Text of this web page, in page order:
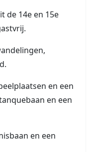
de 14e en 15e
en een
en een
en een